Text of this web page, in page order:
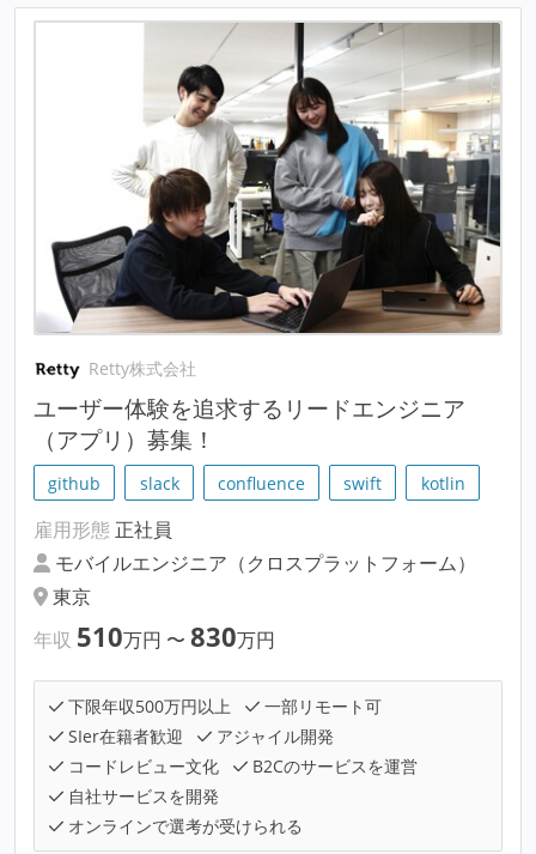
Retty株式会社
ユーザー体験を追求するリードエンジニア
（アプリ）募集！
github slack confluence swift kotlin
雇用形態 正社員
モバイルエンジニア（クロスプラットフォーム）
東京
年収 510万円 〜 830万円
下限年収500万円以上
一部リモート可
SIer在籍者歓迎
アジャイル開発
コードレビュー文化
B2Cのサービスを運営
自社サービスを開発
オンラインで選考が受けられる